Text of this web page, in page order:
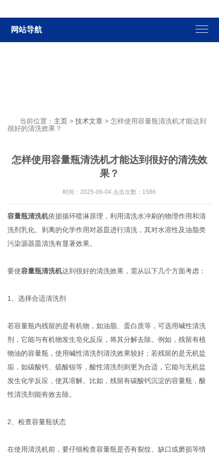
网站导航
当前位置： 主页 >技术文章 > 怎样使用容量瓶清洗机才能达到
很好的清洗效果？
怎样使用容量瓶清洗机才能达到很好的清洗效
果？
时间：2025-06-04 点击次数：1586
容量瓶清洗机依据循环喷淋原理，利用清洗水冲刷的物理作用和清
洗剂乳化、剥离的化学作用对器皿进行清洗，其对水溶性及油脂类
污染源器皿清洗有显著效果。
要使容量瓶清洗机达到很好的清洗效果，需从以下几个方面考虑：
1、选择合适清洗剂
若容量瓶内残留的是有机物，如油脂、蛋白质等，可选用碱性清洗
剂，它能与有机物发生皂化反应，将其分解去除。例如，残留有植
物油的容量瓶，使用碱性清洗剂清洗效果较好；若残留的是无机盐
垢，如碳酸钙、硫酸钡等，酸性清洗剂则更为合适，它能与无机盐
发生化学反应，使其溶解。比如，残留有碳酸钙沉淀的容量瓶，酸
性清洗剂能有效去除。
2、检查容量瓶状态
在使用清洗机前，要仔细检查容量瓶是否有裂纹、缺口或磨损等情